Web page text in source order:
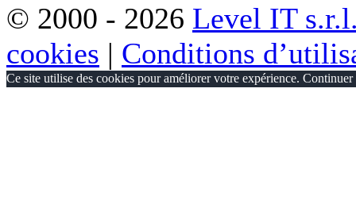
© 2000 - 2026 Level IT
cookies | Conditions
Ce site utilise des cookies pour améliorer votre expérience.